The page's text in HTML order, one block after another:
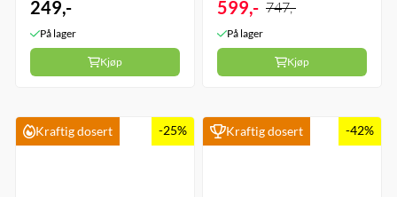
249,-
På lager
Kjøp
3 x 120 kapsler
599,- 747,-
På lager
Kjøp
Kraftig dosert -25% Kraftig dosert -42%